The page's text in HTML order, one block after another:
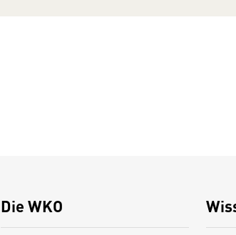
Die WKO